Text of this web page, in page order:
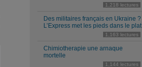
1,218 lectures
Des militaires français en Ukraine ?
L’Express met les pieds dans le plat
1,163 lectures
Chimiotherapie une arnaque
mortelle
1,144 lectures